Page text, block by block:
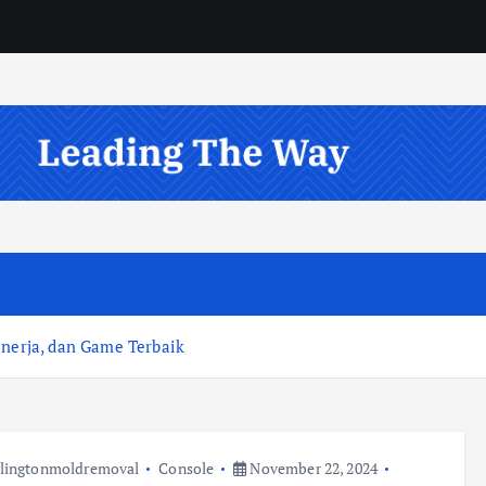
dan Game Terbaik
Console
November 22, 2024